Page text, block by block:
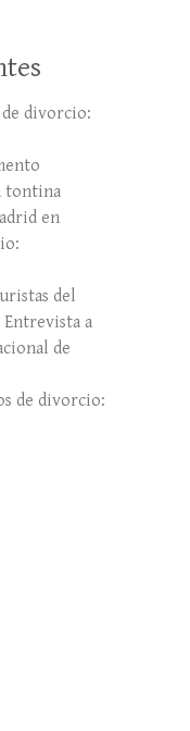
divorcio:
tontina
en
del
Entrevista a
de
de divorcio: